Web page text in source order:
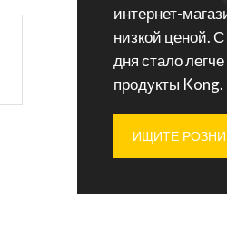
интернет-
низкой ценой.
дня стало
продукты Kong.
ИЩИТЕ